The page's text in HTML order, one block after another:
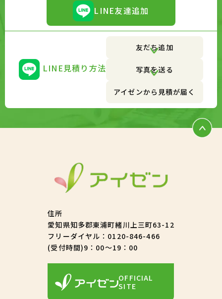
LINE友達追加
LINE見積り方法
友だち追加
写真を送る
アイゼンから見積が届く
住所
愛知県知多郡東浦町緒川上三町63-12
フリーダイヤル： 0120-846-466
(受付時間)9：00～19：00
OFFICIAL
SITE